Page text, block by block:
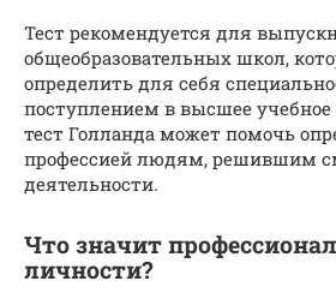
Тест рекомендуется для
общеобразовательных школ,
определить для себя
поступлением в высшее учебное
тест Голланда может помочь
профессией людям, решившим
деятельности.
Что значит
личности?